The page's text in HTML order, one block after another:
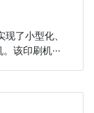
了小型化、
该印刷机···